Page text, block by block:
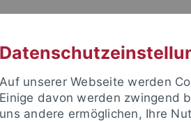
Auf unserer Webseite werden
Einige davon werden zwingend
uns andere ermöglichen, Ihre